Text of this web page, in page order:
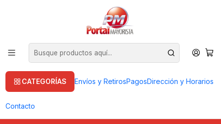
CATEGORÍAS Envíos y RetirosPagosDirección y Horarios
Contacto